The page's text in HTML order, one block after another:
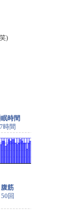
)
眠時間
7時間
腹筋
50回